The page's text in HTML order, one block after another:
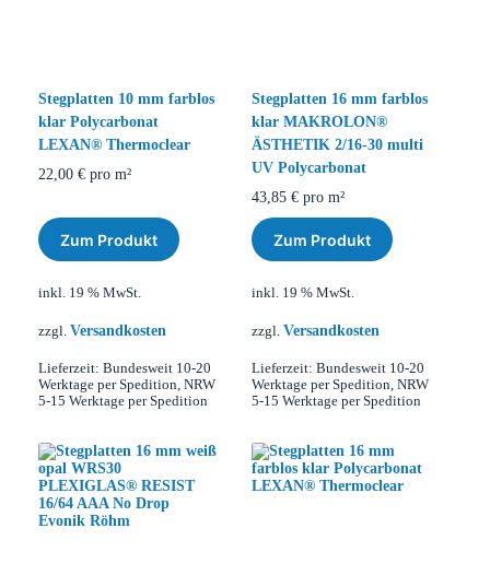
Stegplatten 10 mm farblos
klar Polycarbonat
LEXAN® Thermoclear
22,00 € pro m²
Zum Produkt
inkl. 19 % MwSt.
zzgl. Versandkosten
Lieferzeit: Bundesweit 10-20
Werktage per Spedition, NRW
5-15 Werktage per Spedition
Stegplatten 16 mm farblos
klar MAKROLON®
ÄSTHETIK 2/16-30 multi
UV Polycarbonat
43,85 €pro m²
Zum Produkt
inkl. 19 % MwSt.
zzgl. Versandkosten
Lieferzeit: Bundesweit 10-20
Werktage per Spedition, NRW
5-15 Werktage per Spedition